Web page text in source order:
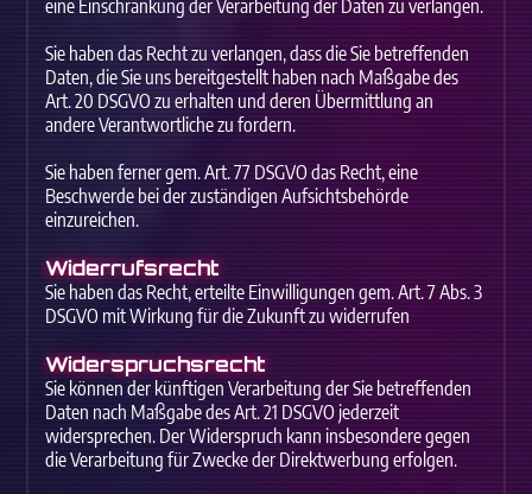
eine Einschränkung der Verarbeitung der Daten zu verlangen.
Sie haben das Recht zu verlangen, dass die Sie betreffenden
Daten, die Sie uns bereitgestellt haben nach Maßgabe des
Art. 20 DSGVO zu erhalten und deren Übermittlung an
andere Verantwortliche zu fordern.
Sie haben ferner gem. Art. 77 DSGVO das Recht, eine
Beschwerde bei der zuständigen Aufsichtsbehörde
einzureichen.
Widerrufsrecht
Sie haben das Recht, erteilte Einwilligungen gem. Art. 7 Abs. 3
DSGVO mit Wirkung für die Zukunft zu widerrufen
Widerspruchsrecht
Sie können der künftigen Verarbeitung der Sie betreffenden
Daten nach Maßgabe des Art. 21 DSGVO jederzeit
widersprechen. Der Widerspruch kann insbesondere gegen
die Verarbeitung für Zwecke der Direktwerbung erfolgen.